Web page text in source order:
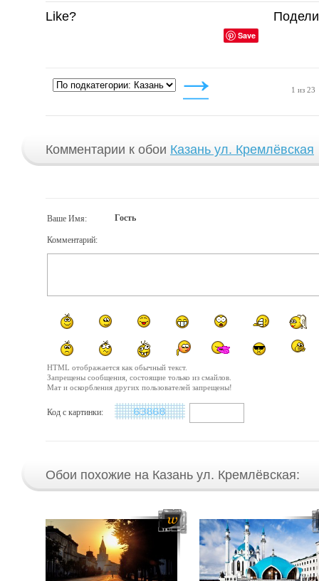
1280x1024
1600x1280
1920x1536
3200x2400
Like?
Save
1 из 23
Комментарии к обои Казань ул. Кремлёвская
Ваше Имя: Гость
Комментарий:
HTML отображается как обычный текст.
Запрещены сообщения, состоящие только из смайлов.
Мат и оскорбления других пользователей запрещены!
Код с картинки:
Обои похожие на Казань ул. Кремлёвская: